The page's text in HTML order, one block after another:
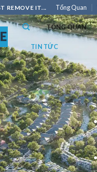
REMOVE IT... Tổng Quan
TỔNG QUAN
TIN TỨC